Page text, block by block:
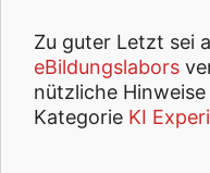
Zu guter Letzt sei
eBildungslabors
nützliche
Kategorie KI